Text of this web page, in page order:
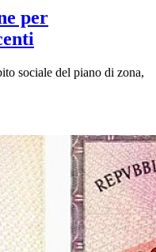
per
sociale del piano di zona,